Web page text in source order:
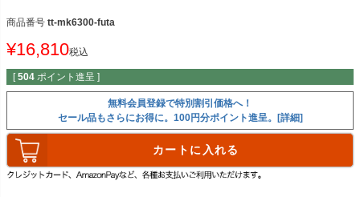
商品番号 tt-mk6300-futa
¥16,810税込
[ 504 ポイント進呈 ]
無料会員登録で特別割引価格へ！
セール品もさらにお得に。100円分ポイント進呈。[詳細]
カートに入れる